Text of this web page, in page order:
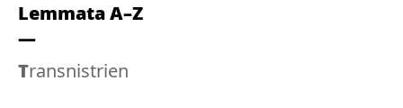
Lemmata A–Z
Transnistrien